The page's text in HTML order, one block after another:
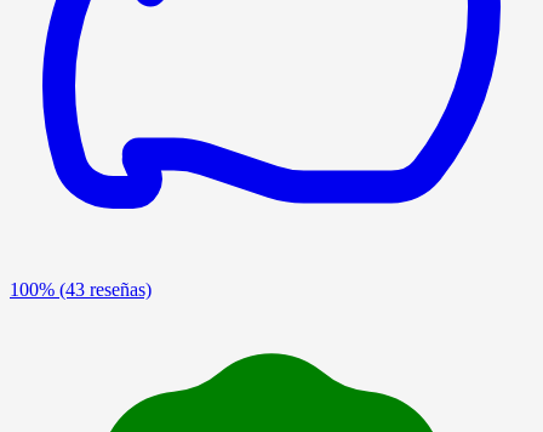
100% (43 reseñas)